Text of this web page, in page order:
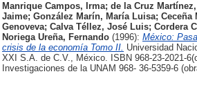
Manrique Campos, Irma; de la Cruz
Jaime; González Marín, María Luisa; Ceceña
Genoveva; Calva Téllez, José Luis; Cordera
Noriega Ureña, Fernando (1996): México:
crisis de la economía Tomo II. Universidad
XXI S.A. de C.V., México. ISBN 968-23-2021-
Investigaciones de la UNAM 968- 36-5359-6